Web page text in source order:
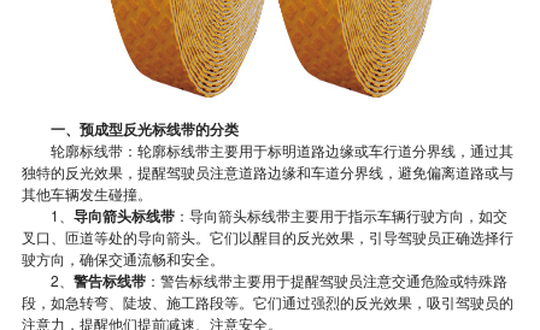
一、预成型反光标线带的分类
轮廓标线带：轮廓标线带主要用于标明道路边缘或车行道分界线，通过其
独特的反光效果，提醒驾驶员注意道路边缘和车道分界线，避免偏离道路或与
其他车辆发生碰撞。
1、 导向箭头标线带：导向箭头标线带主要用于指示车辆行驶方向，如交
叉口、匝道等处的导向箭头。它们以醒目的反光效果，引导驾驶员正确选择行
驶方向，确保交通流畅和安全。
2、 警告标线带：警告标线带主要用于提醒驾驶员注意交通危险或特殊路
段，如急转弯、陡坡、施工路段等。它们通过强烈的反光效果，吸引驾驶员的
注意力，提醒他们提前减速、注意安全。